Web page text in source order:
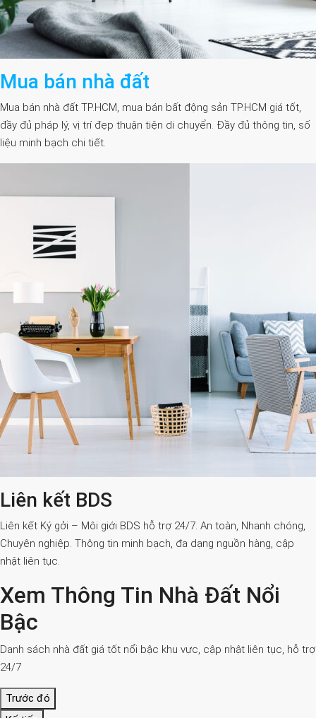
Mua bán nhà đất
Mua bán nhà đất TP.HCM, mua bán bất động sản TP.HCM giá tốt,
đầy đủ pháp lý, vị trí đẹp thuận tiện di chuyển. Đầy đủ thông tin, số
liệu minh bạch chi tiết.
Liên kết BDS
Liên kết Ký gởi – Môi giới BDS hỗ trợ 24/7. An toàn, Nhanh chóng,
Chuyên nghiệp. Thông tin minh bạch, đa dạng nguồn hàng, cập
nhật liên tục.
Xem Thông Tin Nhà Đất Nổi
Bậc
Danh sách nhà đất giá tốt nổi bậc khu vực, cập nhật liên tục, hỗ trợ
24/7
Trước đó